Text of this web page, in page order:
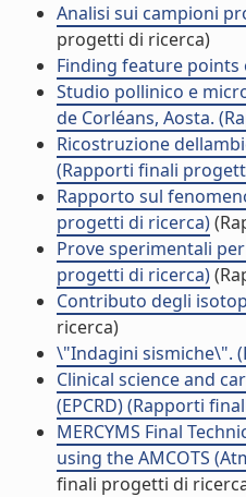
Analisi sui campioni
progetti di ricerca)
Finding feature
Studio pollinico e
de Corléans, Aosta.
Ricostruzione
(Rapporti finali
Rapporto sul
progetti di ricerca)
Prove sperimentali
progetti di ricerca)
Contributo degli
ricerca)
\"Indagini sismiche\".
Clinical science and
(EPCRD) (Rapporti
MERCYMS Final
using the AMCOTS
finali progetti di